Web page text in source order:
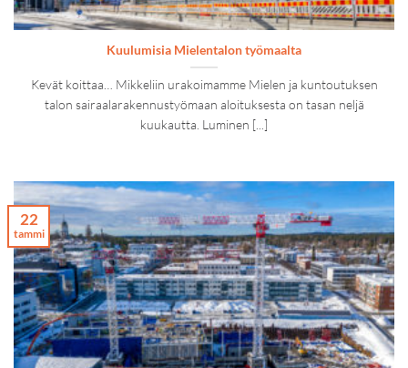
Kuulumisia Mielentalon työmaalta
Kevät koittaa… Mikkeliin urakoimamme Mielen ja kuntoutuksen
talon sairaalarakennustyömaan aloituksesta on tasan neljä
kuukautta. Luminen [...]
22
tammi